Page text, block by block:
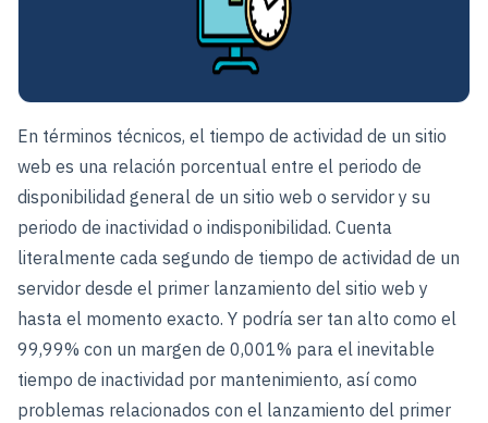
En términos técnicos, el tiempo de actividad de un sitio
web es una relación porcentual entre el periodo de
disponibilidad general de un sitio web o servidor y su
periodo de inactividad o indisponibilidad. Cuenta
literalmente cada segundo de tiempo de actividad de un
servidor desde el primer lanzamiento del sitio web y
hasta el momento exacto. Y podría ser tan alto como el
99,99% con un margen de 0,001% para el inevitable
tiempo de inactividad por mantenimiento, así como
problemas relacionados con el lanzamiento del primer